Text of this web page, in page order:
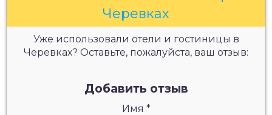
Черевках
Уже использовали отели и гостиницы в
Черевках? Оставьте, пожалуйста, ваш отзыв:
Добавить отзыв
Имя *